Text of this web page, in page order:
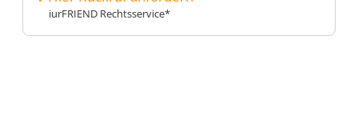
iurFRIEND Rechtsservice*